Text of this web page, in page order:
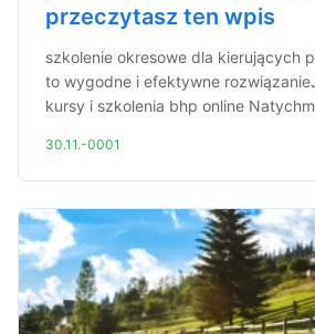
przeczytasz ten wpis
szkolenie okresowe dla kierujących
to wygodne i efektywne
kursy i szkolenia bhp online
30.11.-0001